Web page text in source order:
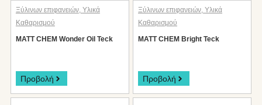
Ξύλινων επιφανειών, Υλικά
Καθαρισμού
MATT CHEM Wonder Oil Teck
Προβολή
Ξύλινων επιφανειών, Υλικά
Καθαρισμού
MATT CHEM Bright Teck
Προβολή